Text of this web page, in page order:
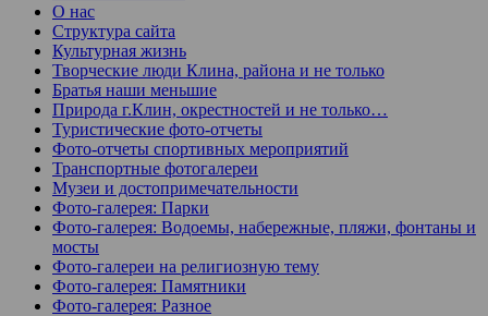
О нас
Структура сайта
Культурная жизнь
Творческие люди Клина, района и не только
Братья наши меньшие
Природа г.Клин, окрестностей и не только…
Туристические фото-отчеты
Фото-отчеты спортивных мероприятий
Транспортные фотогалереи
Музеи и достопримечательности
Фото-галерея: Парки
Фото-галерея: Водоемы, набережные, пляжи, фонтаны и
мосты
Фото-галереи на религиозную тему
Фото-галерея: Памятники
Фото-галерея: Разное